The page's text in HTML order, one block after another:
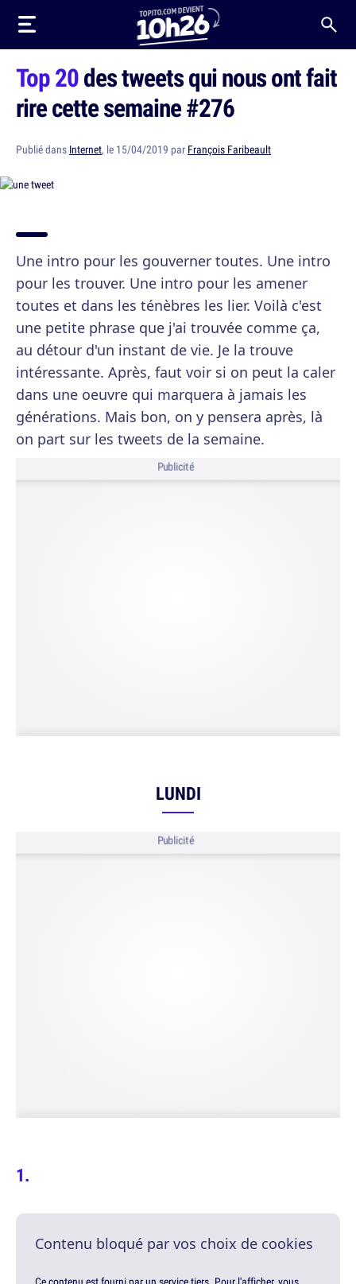
Top 20des tweets qui nous ont fait
rire cette semaine #276
Publié dans Internet, le 15/04/2019 par François Faribeault
Une intro pour les gouverner toutes. Une intro
pour les trouver. Une intro pour les amener
toutes et dans les ténèbres les lier. Voilà c'est
une petite phrase que j'ai trouvée comme ça,
au détour d'un instant de vie. Je la trouve
intéressante. Après, faut voir si on peut la caler
dans une oeuvre qui marquera à jamais les
générations. Mais bon, on y pensera après, là
on part sur les tweets de la semaine.
Publicité
LUNDI
Publicité
Contenu bloqué par vos choix de cookies